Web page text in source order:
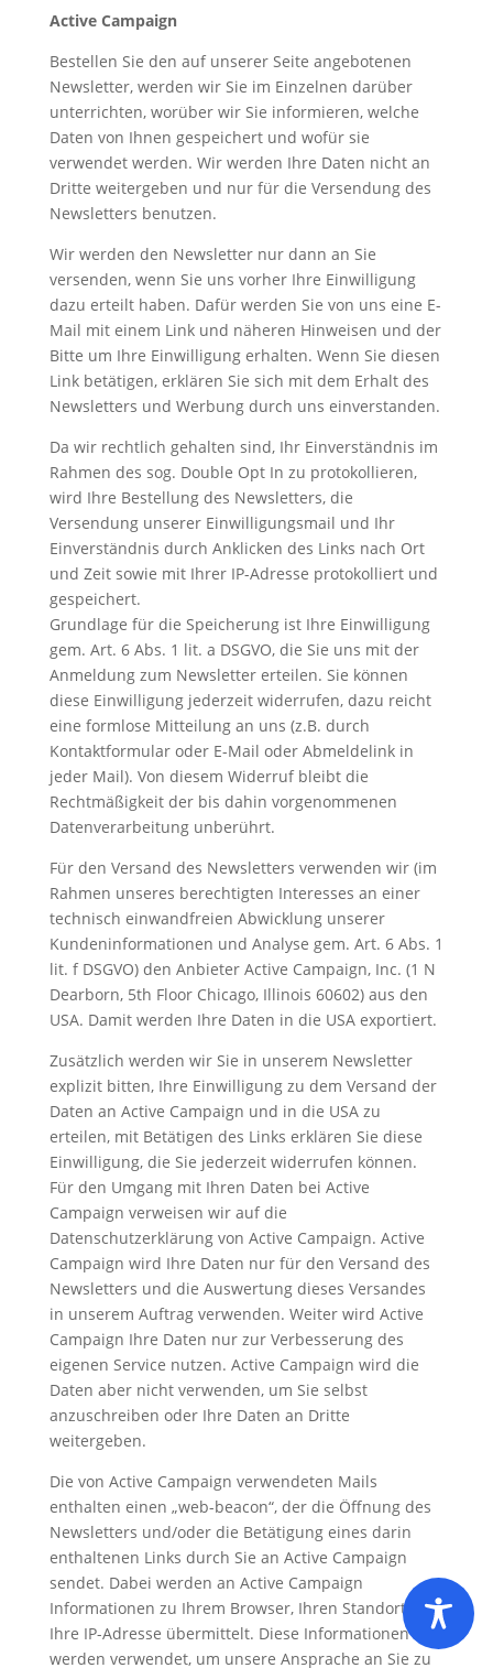
Active Campaign
Bestellen Sie den auf unserer Seite angebotenen
Newsletter, werden wir Sie im Einzelnen darüber
unterrichten, worüber wir Sie informieren, welche
Daten von Ihnen gespeichert und wofür sie
verwendet werden. Wir werden Ihre Daten nicht an
Dritte weitergeben und nur für die Versendung des
Newsletters benutzen.
Wir werden den Newsletter nur dann an Sie
versenden, wenn Sie uns vorher Ihre Einwilligung
dazu erteilt haben. Dafür werden Sie von uns eine E-
Mail mit einem Link und näheren Hinweisen und der
Bitte um Ihre Einwilligung erhalten. Wenn Sie diesen
Link betätigen, erklären Sie sich mit dem Erhalt des
Newsletters und Werbung durch uns einverstanden.
Da wir rechtlich gehalten sind, Ihr Einverständnis im
Rahmen des sog. Double Opt In zu protokollieren,
wird Ihre Bestellung des Newsletters, die
Versendung unserer Einwilligungsmail und Ihr
Einverständnis durch Anklicken des Links nach Ort
und Zeit sowie mit Ihrer IP-Adresse protokolliert und
gespeichert.
Grundlage für die Speicherung ist Ihre Einwilligung
gem. Art. 6 Abs. 1 lit. a DSGVO, die Sie uns mit der
Anmeldung zum Newsletter erteilen. Sie können
diese Einwilligung jederzeit widerrufen, dazu reicht
eine formlose Mitteilung an uns (z.B. durch
Kontaktformular oder E-Mail oder Abmeldelink in
jeder Mail). Von diesem Widerruf bleibt die
Rechtmäßigkeit der bis dahin vorgenommenen
Datenverarbeitung unberührt.
Für den Versand des Newsletters verwenden wir (im
Rahmen unseres berechtigten Interesses an einer
technisch einwandfreien Abwicklung unserer
Kundeninformationen und Analyse gem. Art. 6 Abs. 1
lit. f DSGVO) den Anbieter Active Campaign, Inc. (1 N
Dearborn, 5th Floor Chicago, Illinois 60602) aus den
USA. Damit werden Ihre Daten in die USA exportiert.
Zusätzlich werden wir Sie in unserem Newsletter
explizit bitten, Ihre Einwilligung zu dem Versand der
Daten an Active Campaign und in die USA zu
erteilen, mit Betätigen des Links erklären Sie diese
Einwilligung, die Sie jederzeit widerrufen können.
Für den Umgang mit Ihren Daten bei Active
Campaign verweisen wir auf die
Datenschutzerklärung von Active Campaign. Active
Campaign wird Ihre Daten nur für den Versand des
Newsletters und die Auswertung dieses Versandes
in unserem Auftrag verwenden. Weiter wird Active
Campaign Ihre Daten nur zur Verbesserung des
eigenen Service nutzen. Active Campaign wird die
Daten aber nicht verwenden, um Sie selbst
anzuschreiben oder Ihre Daten an Dritte
weitergeben.
Die von Active Campaign verwendeten Mails
enthalten einen „web-beacon“, der die Öffnung des
Newsletters und/oder die Betätigung eines darin
enthaltenen Links durch Sie an Active Campaign
sendet. Dabei werden an Active Campaign
Informationen zu Ihrem Browser, Ihren Standort und
Ihre IP-Adresse übermittelt. Diese Informationen
werden verwendet, um unsere Ansprache an Sie zu